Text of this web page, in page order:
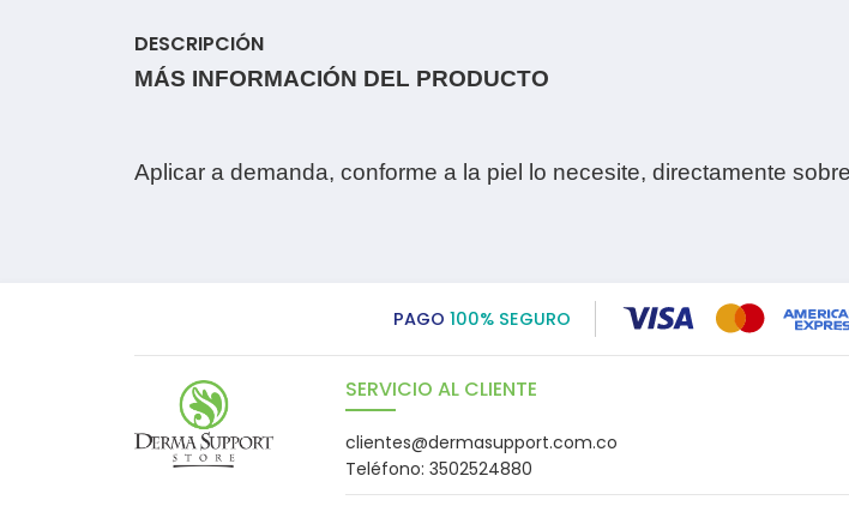
DESCRIPCIÓN
MÁS INFORMACIÓN DEL PRODUCTO
Aplicar a demanda, conforme a la piel lo necesite, directamente
PAGO 100% SEGURO
SERVICIO AL CLIENTE
clientes@dermasupport.com.co
Teléfono: 3502524880